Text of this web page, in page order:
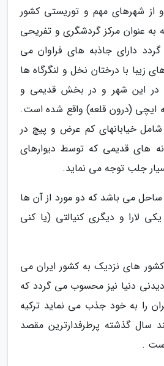
و از شهرهای مهم و توریستی کشور
به عنوان مرکز گردشگری و تفریحی
دارای جاذبه های فراوان می
زیبا با درختان نخل و لنگرگاه ها
در این شهر و در بخش قدیمی و
ایچی (درون قلعه) واقع شده است.
خیابانهای کم عرض و پیچ در
های قدیمی که توسط دیوارهای
جلب توجه می نماید.
آنتالیا داردی حدود 400 ساحل می باشد که دو مورد از آن ها
لارا و دیگری کنیالتی (یا کنی
کشور های نزدیک به کشور ایران می
دنیا نیز محسوب می گردد که
را به خود جذب می نماید ترکیه
سال گذشته پرطرفدارترین مقصد
.